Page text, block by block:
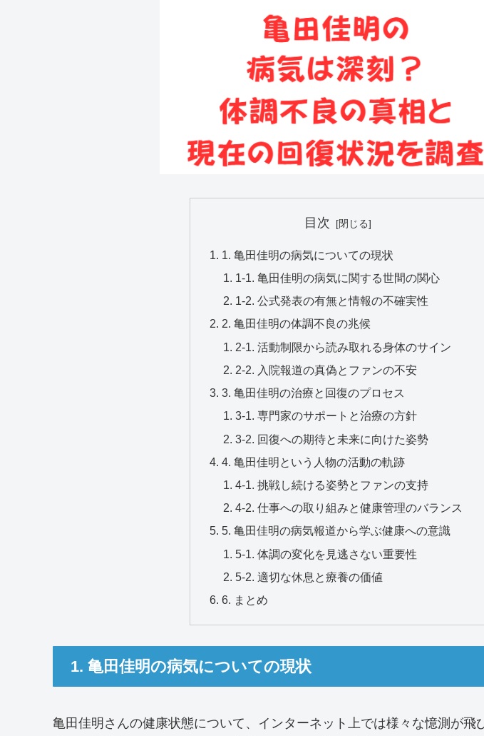
目次
1. 亀田佳明の病気についての現状
1-1. 亀田佳明の病気に関する世間の関心
1-2. 公式発表の有無と情報の不確実性
2. 亀田佳明の体調不良の兆候
2-1. 活動制限から読み取れる身体のサイン
2-2. 入院報道の真偽とファンの不安
3. 亀田佳明の治療と回復のプロセス
3-1. 専門家のサポートと治療の方針
3-2. 回復への期待と未来に向けた姿勢
4. 亀田佳明という人物の活動の軌跡
4-1. 挑戦し続ける姿勢とファンの支持
4-2. 仕事への取り組みと健康管理のバランス
5. 亀田佳明の病気報道から学ぶ健康への意識
5-1. 体調の変化を見逃さない重要性
5-2. 適切な休息と療養の価値
6. まとめ
1. 亀田佳明の病気についての現状
亀田佳明さんの健康状態について、インターネット上では様々な憶測が飛